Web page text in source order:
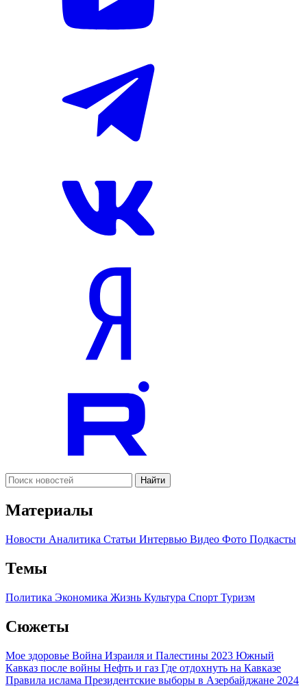
Найти
Материалы
Новости Аналитика Статьи Интервью Видео Фото Подкасты
Темы
Политика Экономика Жизнь Культура Спорт Туризм
Сюжеты
Мое здоровье Война Израиля и Палестины 2023 Южный
Кавказ после войны Нефть и газ Где отдохнуть на Кавказе
Правила ислама Президентские выборы в Азербайджане 2024